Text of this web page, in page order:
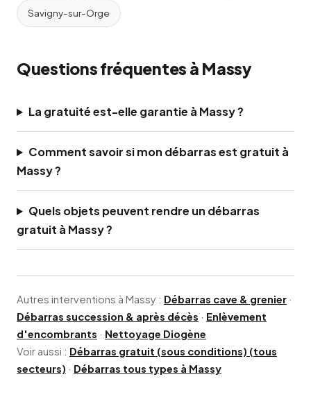
Savigny-sur-Orge
Questions fréquentes à Massy
La gratuité est-elle garantie à Massy ?
Comment savoir si mon débarras est gratuit à
Massy ?
Quels objets peuvent rendre un débarras
gratuit à Massy ?
Autres interventions à Massy : Débarras cave & grenier ·
Débarras succession & après décès · Enlèvement
d'encombrants · Nettoyage Diogène
Voir aussi : Débarras gratuit (sous conditions) (tous
secteurs) · Débarras tous types à Massy